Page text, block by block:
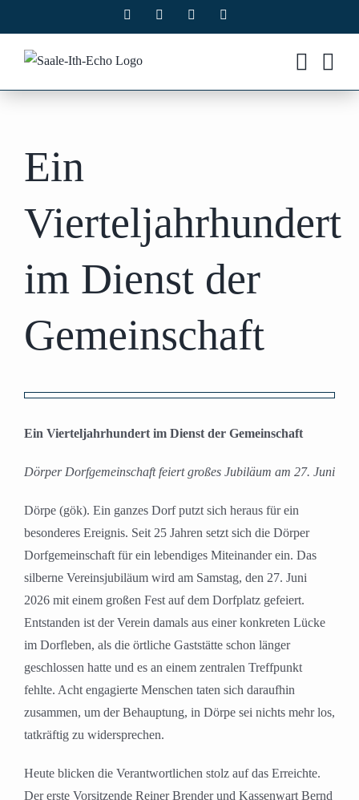
Inhalt
springen
Facebook Instagram
Ein
Vierteljahrhundert
im Dienst der
Gemeinschaft
grösseres
Ein Vierteljahrhundert im Dienst der Gemeinschaft
Dörper Dorfgemeinschaft feiert großes Jubiläum am 27. Juni
Dörpe (gök). Ein ganzes Dorf putzt sich heraus für ein
besonderes Ereignis. Seit 25 Jahren setzt sich die Dörper
Dorfgemeinschaft für ein lebendiges Miteinander ein. Das
silberne Vereinsjubiläum wird am Samstag, den 27. Juni
2026 mit einem großen Fest auf dem Dorfplatz gefeiert.
Entstanden ist der Verein damals aus einer konkreten Lücke
im Dorfleben, als die örtliche Gaststätte schon länger
geschlossen hatte und es an einem zentralen Treffpunkt
fehlte. Acht engagierte Menschen taten sich daraufhin
zusammen, um der Behauptung, in Dörpe sei nichts mehr los,
tatkräftig zu widersprechen.
Heute blicken die Verantwortlichen stolz auf das Erreichte.
Der erste Vorsitzende Reiner Brender und Kassenwart Bernd